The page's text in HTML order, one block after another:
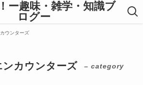
ー趣味・雑学・知識ブ
ログー
ウンターズ
カウンターズ
– category